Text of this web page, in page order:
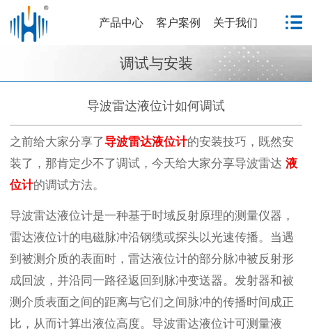
产品中心 客户案例 关于我们
调试与安装
导波雷达液位计如何调试
之前给大家分享了导波雷达液位计的安装技巧，既然安
装了，那肯定少不了调试，今天给大家分享导波雷达 液
位计的调试方法。
导波雷达液位计是一种基于时域反射原理的测量仪器，
雷达液位计的电磁脉冲沿钢缆或探头以光速传播。当遇
到被测介质的表面时，雷达液位计的部分脉冲被反射形
成回波，并沿同一路径返回到脉冲变送器。发射器和被
测介质表面之间的距离与它们之间脉冲的传播时间成正
比，从而计算出液位高度。导波雷达液位计可测量液